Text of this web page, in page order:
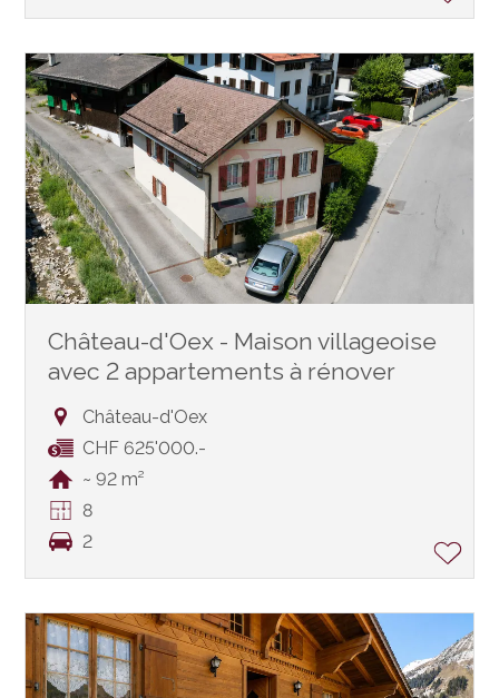
Château-d'Oex - Maison villageoise
avec 2 appartements à rénover
Château-d'Oex
CHF 625'000.-
~ 92 m²
8
2